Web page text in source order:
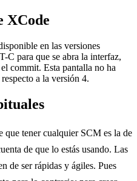
XCode
en las versiones
C para que se abra la interfaz,
commit. Esta pantalla no ha
a la versión 4.
que tener cualquier SCM es la de
de que lo estás usando. Las
de ser rápidas y ágiles. Pues